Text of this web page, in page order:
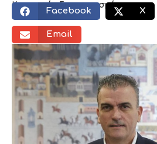
Κοινωνικός διαμοιρασμός:
Facebook X
Email